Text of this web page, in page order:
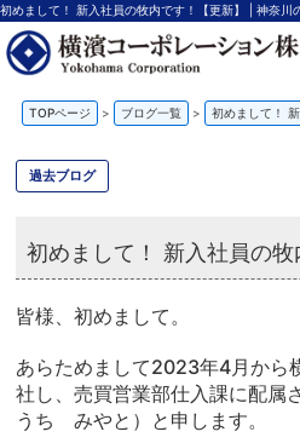
TOPページ > ブログ一覧 > 初めまして！
過去ブログ
初めまして！ 新入社員の牧
皆様、初めまして。
あらためまして2023年4月から
社し、売買営業部仕入課に配
うち みやと）と申します。